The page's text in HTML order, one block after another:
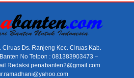
Ciruas Ds. Ranjeng Kec. Ciruas Kab.
No Telpon : 081383903473 –
Redaksi penabanten2@gmail.com